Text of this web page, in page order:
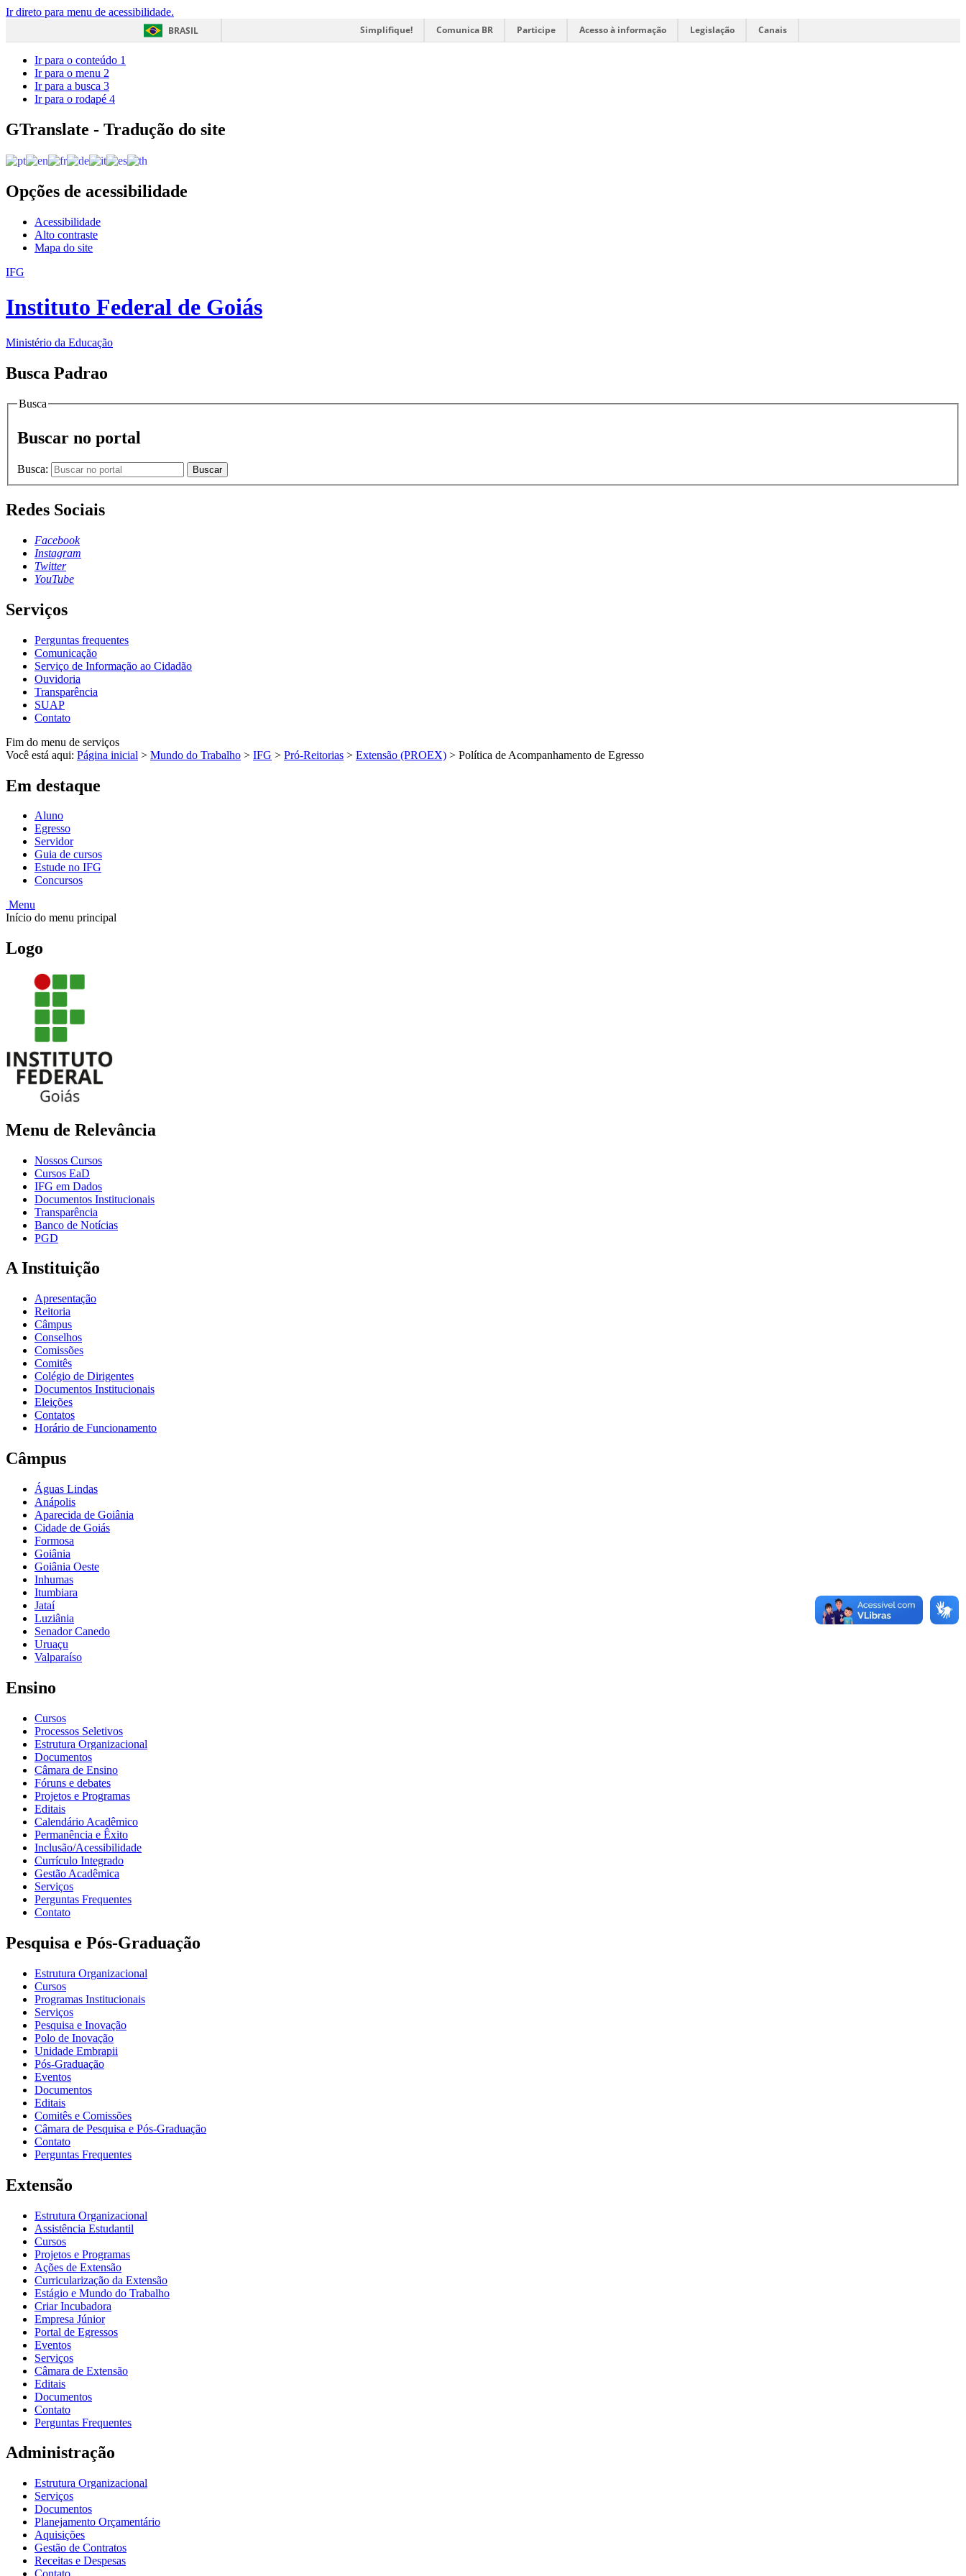
Ir direto para menu de acessibilidade.
BRASIL
Simplifique! Comunica BR Participe Acesso à informação Legislação Canais
Ir para o conteúdo 1
Ir para o menu 2
Ir para a busca 3
Ir para o rodapé 4
GTranslate - Tradução do site
Opções de acessibilidade
Acessibilidade
Alto contraste
Mapa do site
IFG
Instituto Federal de Goiás
Ministério da Educação
Busca Padrao
Busca
Buscar no portal
Busca: Buscar
Redes Sociais
Facebook
Instagram
Twitter
YouTube
Serviços
Perguntas frequentes
Comunicação
Serviço de Informação ao Cidadão
Ouvidoria
Transparência
SUAP
Contato
Fim do menu de serviços
Você está aqui: Página inicial > Mundo do Trabalho > IFG > Pró-Reitorias > Extensão (PROEX) > Política de Acompanhamento de Egresso
Em destaque
Aluno
Egresso
Servidor
Guia de cursos
Estude no IFG
Concursos
Menu
Início do menu principal
Logo
Menu de Relevância
Nossos Cursos
Cursos EaD
IFG em Dados
Documentos Institucionais
Transparência
Banco de Notícias
PGD
A Instituição
Apresentação
Reitoria
Câmpus
Conselhos
Comissões
Comitês
Colégio de Dirigentes
Documentos Institucionais
Eleições
Contatos
Horário de Funcionamento
Câmpus
Águas Lindas
Anápolis
Aparecida de Goiânia
Cidade de Goiás
Formosa
Goiânia
Goiânia Oeste
Inhumas
Itumbiara
Jataí
Luziânia
Senador Canedo
Uruaçu
Valparaíso
Ensino
Cursos
Processos Seletivos
Estrutura Organizacional
Documentos
Câmara de Ensino
Fóruns e debates
Projetos e Programas
Editais
Calendário Acadêmico
Permanência e Êxito
Inclusão/Acessibilidade
Currículo Integrado
Gestão Acadêmica
Serviços
Perguntas Frequentes
Contato
Pesquisa e Pós-Graduação
Estrutura Organizacional
Cursos
Programas Institucionais
Serviços
Pesquisa e Inovação
Polo de Inovação
Unidade Embrapii
Pós-Graduação
Eventos
Documentos
Editais
Comitês e Comissões
Câmara de Pesquisa e Pós-Graduação
Contato
Perguntas Frequentes
Extensão
Estrutura Organizacional
Assistência Estudantil
Cursos
Projetos e Programas
Ações de Extensão
Curricularização da Extensão
Estágio e Mundo do Trabalho
Criar Incubadora
Empresa Júnior
Portal de Egressos
Eventos
Serviços
Câmara de Extensão
Editais
Documentos
Contato
Perguntas Frequentes
Administração
Estrutura Organizacional
Serviços
Documentos
Planejamento Orçamentário
Aquisições
Gestão de Contratos
Receitas e Despesas